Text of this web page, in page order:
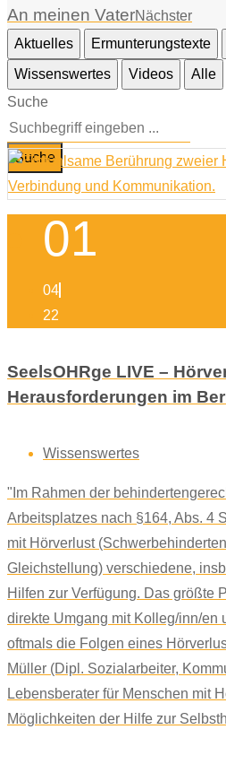
An meinen VaterNächster
Aktuelles
Ermunterungstexte
Wissenswertes
Videos
Alle
Suche
Suche
01
04
22
SeelsOHRge LIVE –
Herausforderungen im
Wissenswertes
"Im Rahmen der
Arbeitsplatzes nach §164, Abs. 4
mit Hörverlust
Gleichstellung) verschiedene,
Hilfen zur Verfügung. Das größte
direkte Umgang mit Kolleg/inn/en
oftmals die Folgen eines
Müller (Dipl. Sozialarbeiter,
Lebensberater für Menschen mit
Möglichkeiten der Hilfe zur